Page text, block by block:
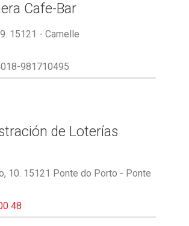
Cafe-Bar
15121 - Camelle
981710495
de Loterías
10. 15121 Ponte do Porto - Ponte
48